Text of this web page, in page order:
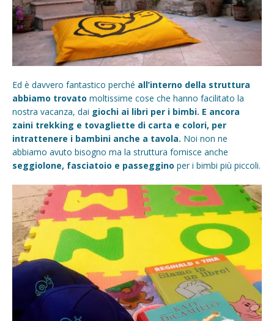
Ed è davvero fantastico perché all’interno della struttura
abbiamo trovato moltissime cose che hanno facilitato la
nostra vacanza, dai giochi ai libri per i bimbi. E ancora
zaini trekking e tovagliette di carta e colori, per
intrattenere i bambini anche a tavola. Noi non ne
abbiamo avuto bisogno ma la struttura fornisce anche
seggiolone, fasciatoio e passeggino per i bimbi più piccoli.